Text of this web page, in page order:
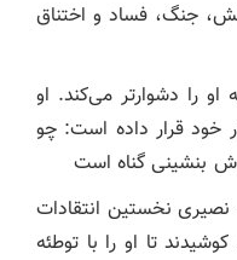
تنش، جنگ، فساد و اختناق
را دشوارتر می‌کند. او
خود قرار داده است: چو
بنشینی گناه است
نخستین انتقادات
تا او را با توطئه